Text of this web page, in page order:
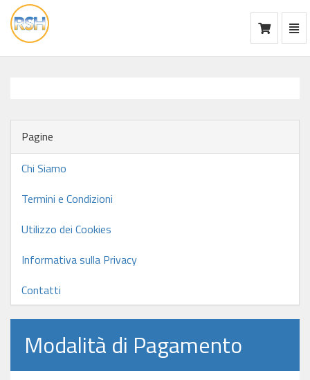
vai
alla
Pagine
Chi Siamo
Termini e Condizioni
Utilizzo dei Cookies
Informativa sulla Privacy
Contatti
Modalità di Pagamento